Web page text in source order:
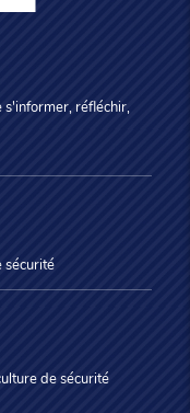
s'informer, réfléchir,
sécurité
de sécurité